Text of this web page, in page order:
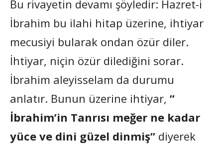
Bu rivayetin devamı şöyledir: Hazret-i
İbrahim bu ilahi hitap üzerine, ihtiyar
mecusiyi bularak ondan özür diler.
İhtiyar, niçin özür dilediğini sorar.
İbrahim aleyisselam da durumu
anlatır. Bunun üzerine ihtiyar, ”
İbrahim’in Tanrısı meğer ne kadar
yüce ve dini güzel dinmiş” diyerek